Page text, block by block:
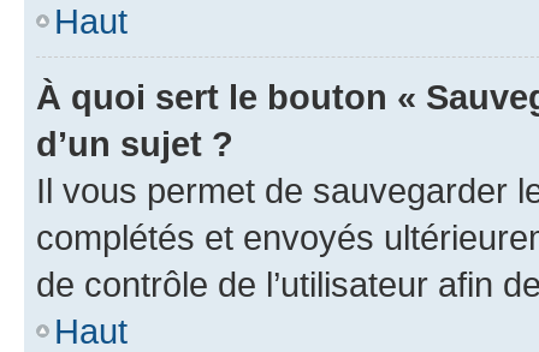
Haut
À quoi sert le bouton «
d’un sujet ?
Il vous permet de sauvegarder
complétés et envoyés
de contrôle de l’utilisateur afin
Haut